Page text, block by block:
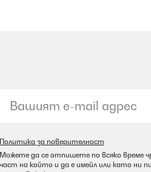
Политика за поверителност
Можете да се отпишете по всяко време
част на който и да е имейл или като ни